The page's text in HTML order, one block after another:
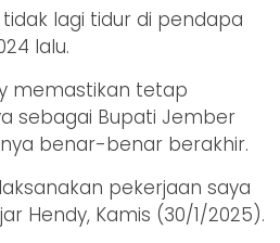
lagi tidur di pendapa
lalu.
memastikan tetap
sebagai Bupati Jember
benar-benar berakhir.
pekerjaan saya
Hendy, Kamis (30/1/2025).